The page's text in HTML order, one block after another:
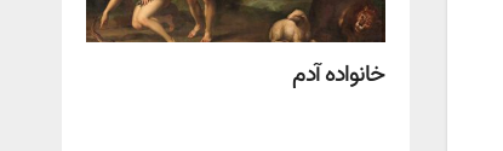
خانواده آدم